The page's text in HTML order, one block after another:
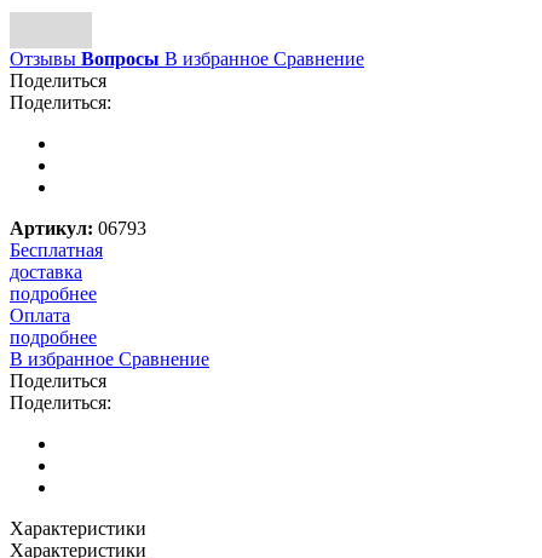
Отзывы Вопросы В избранное Сравнение
Поделиться
Поделиться:
Артикул: 06793
Бесплатная
доставка
подробнее
Оплата
подробнее
В избранное Сравнение
Поделиться
Поделиться:
Характеристики
Характеристики